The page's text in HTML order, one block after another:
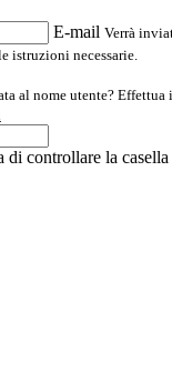
E-mail Verrà
istruzioni necessarie.
al nome utente? Effettua
di controllare la